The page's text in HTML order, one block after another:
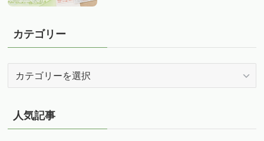
カテゴリー
リ
ー
人気記事